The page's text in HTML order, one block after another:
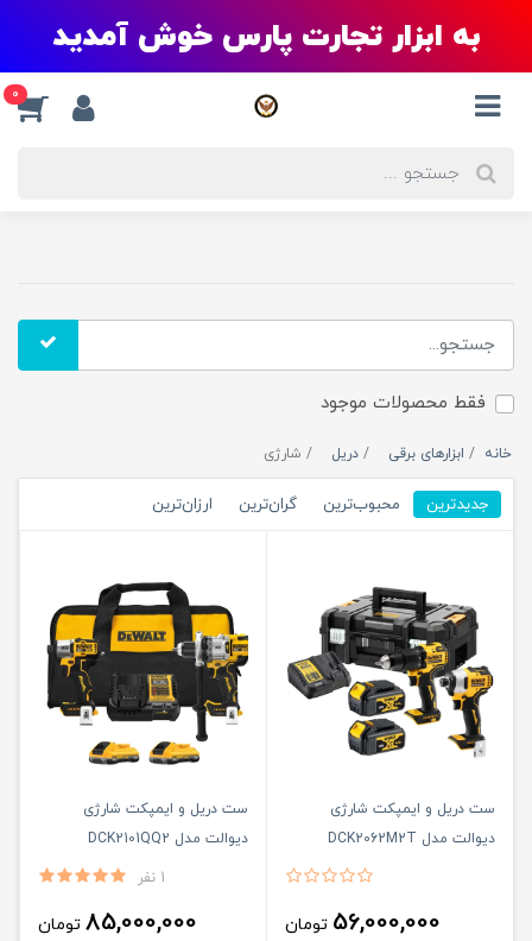
به ابزار تجارت پارس خوش آمدید
0
فقط محصولات موجود
خانه ابزارهای برقی دریل شارژی
جدیدترین محبوب‌ترین گران‌ترین ارزان‌ترین
ست دریل و ایمپکت شارژی
دیوالت مدل DCK2062M2T
56,000,000 تومان
ست دریل و ایمپکت شارژی
دیوالت مدل DCK2101QQ2
1 نفر
85,000,000 تومان